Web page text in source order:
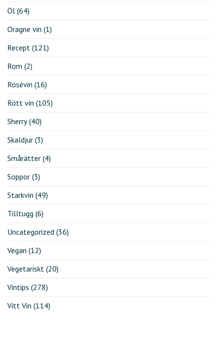
Öl (64)
Oragne vin (1)
Recept (121)
Rom (2)
Rosévin (16)
Rött vin (105)
Sherry(40)
Skaldjur (3)
Smårätter (4)
Soppor (3)
Starkvin (49)
Tilltugg (6)
Uncategorized (36)
Vegan (12)
Vegetariskt (20)
Vintips (278)
Vitt Vin (114)